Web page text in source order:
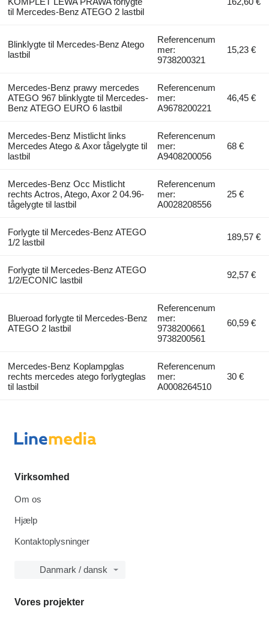
til Mercedes-Benz ATEGO 2 lastbil
Blinklygte til Mercedes-Benz Atego
lastbil
Referencenum
mer:
9738200321
15,23 €
Mercedes-Benz prawy mercedes
ATEGO 967 blinklygte til Mercedes-
Benz ATEGO EURO 6 lastbil
Referencenum
mer:
A9678200221
46,45 €
Mercedes-Benz Mistlicht links
Mercedes Atego & Axor tågelygte til
lastbil
Referencenum
mer:
A9408200056
68 €
Mercedes-Benz Occ Mistlicht
rechts Actros, Atego, Axor 2 04.96-
tågelygte til lastbil
Referencenum
mer:
A0028208556
25 €
Forlygte til Mercedes-Benz ATEGO
1/2 lastbil
189,57 €
Forlygte til Mercedes-Benz ATEGO
1/2/ECONIC lastbil
92,57 €
Blueroad forlygte til Mercedes-Benz
ATEGO 2 lastbil
Referencenum
mer:
9738200661
9738200561
60,59 €
Mercedes-Benz Koplampglas
rechts mercedes atego forlygteglas
til lastbil
Referencenum
mer:
A0008264510
30 €
Virksomhed
Om os
Hjælp
Kontaktoplysninger
Danmark / dansk
Vores projekter